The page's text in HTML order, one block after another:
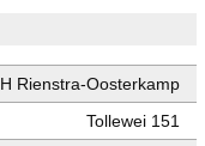
H Rienstra-Oosterkamp
Tollewei 151